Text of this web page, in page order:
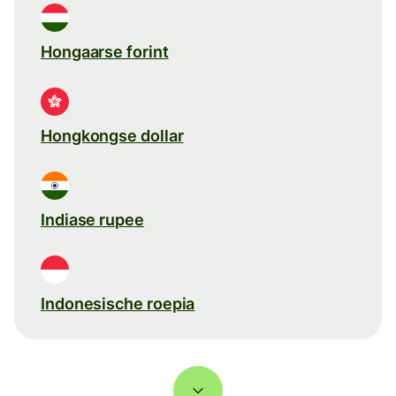
Hongaarse forint
Hongkongse dollar
Indiase rupee
Indonesische roepia